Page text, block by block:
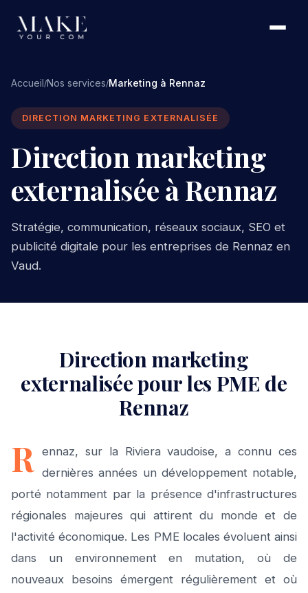
Accueil/Nos services/Marketing à Rennaz
DIRECTION MARKETING EXTERNALISÉE
Direction marketing
externalisée à Rennaz
Stratégie, communication, réseaux sociaux, SEO et
publicité digitale pour les entreprises de Rennaz en
Vaud.
Direction marketing
externalisée pour les PME de
Rennaz
R ennaz, sur la Riviera vaudoise, a connu ces
dernières années un développement notable,
porté notamment par la présence d'infrastructures
régionales majeures qui attirent du monde et de
l'activité économique. Les PME locales évoluent ainsi
dans un environnement en mutation, où de
nouveaux besoins émergent régulièrement et où